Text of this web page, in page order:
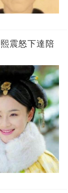
震怒下達陪